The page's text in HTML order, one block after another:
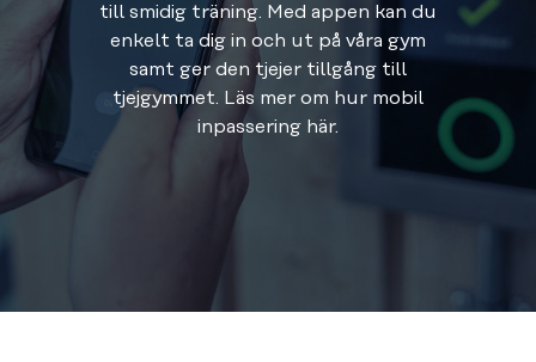
till smidig träning. Med appen kan du
enkelt ta dig in och ut på våra gym
samt ger den tjejer tillgång till
tjejgymmet. Läs mer om hur mobil
inpassering här.